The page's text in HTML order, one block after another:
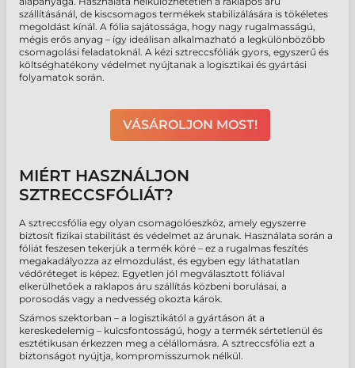
szállításánál, de kiscsomagos termékek stabilizálására is tökéletes
megoldást kínál. A fólia sajátossága, hogy nagy rugalmasságú,
mégis erős anyag – így ideálisan alkalmazható a legkülönbözőbb
csomagolási feladatoknál. A kézi sztreccsfóliák gyors, egyszerű és
költséghatékony védelmet nyújtanak a logisztikai és gyártási
folyamatok során.
VÁSÁROLJON MOST!
MIÉRT HASZNÁLJON
SZTRECCSFÓLIÁT?
A sztreccsfólia egy olyan csomagolóeszköz, amely egyszerre
biztosít fizikai stabilitást és védelmet az árunak. Használata során a
fóliát feszesen tekerjük a termék köré – ez a rugalmas feszítés
megakadályozza az elmozdulást, és egyben egy láthatatlan
védőréteget is képez. Egyetlen jól megválasztott fóliával
elkerülhetőek a raklapos áru szállítás közbeni borulásai, a
porosodás vagy a nedvesség okozta károk.
Számos szektorban – a logisztikától a gyártáson át a
kereskedelemig – kulcsfontosságú, hogy a termék sértetlenül és
esztétikusan érkezzen meg a célállomásra. A sztreccsfólia ezt a
biztonságot nyújtja, kompromisszumok nélkül.